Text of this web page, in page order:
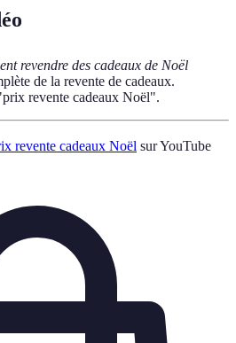
revendre des cadeaux de Noël
de la revente de cadeaux.
revente cadeaux Noël".
revente cadeaux Noël sur YouTube